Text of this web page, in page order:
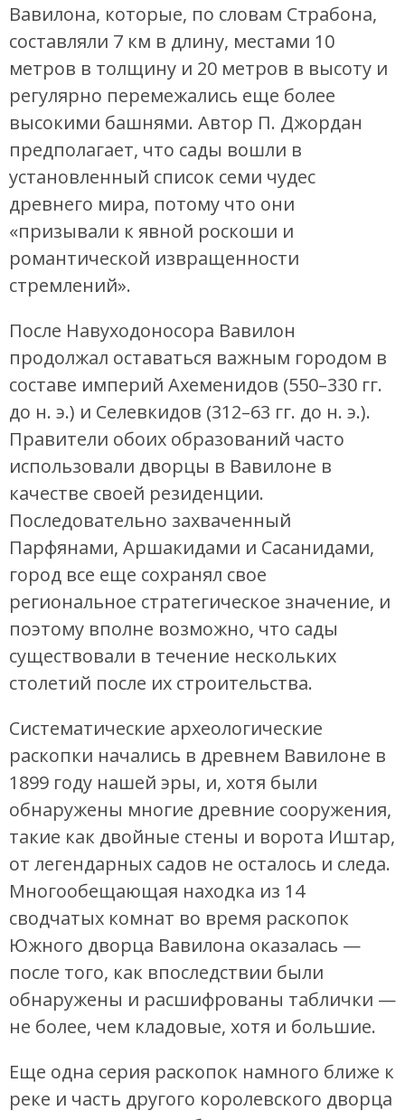
Вавилона, которые, по словам Страбона,
составляли 7 км в длину, местами 10
метров в толщину и 20 метров в высоту и
регулярно перемежались еще более
высокими башнями. Автор П. Джордан
предполагает, что сады вошли в
установленный список семи чудес
древнего мира, потому что они
«призывали к явной роскоши и
романтической извращенности
стремлений».
После Навуходоносора Вавилон
продолжал оставаться важным городом в
составе империй Ахеменидов (550–330 гг.
до н. э.) и Селевкидов (312–63 гг. до н. э.).
Правители обоих образований часто
использовали дворцы в Вавилоне в
качестве своей резиденции.
Последовательно захваченный
Парфянами, Аршакидами и Сасанидами,
город все еще сохранял свое
региональное стратегическое значение, и
поэтому вполне возможно, что сады
существовали в течение нескольких
столетий после их строительства.
Систематические археологические
раскопки начались в древнем Вавилоне в
1899 году нашей эры, и, хотя были
обнаружены многие древние сооружения,
такие как двойные стены и ворота Иштар,
от легендарных садов не осталось и следа.
Многообещающая находка из 14
сводчатых комнат во время раскопок
Южного дворца Вавилона оказалась —
после того, как впоследствии были
обнаружены и расшифрованы таблички —
не более, чем кладовые, хотя и большие.
Еще одна серия раскопок намного ближе к
реке и часть другого королевского дворца